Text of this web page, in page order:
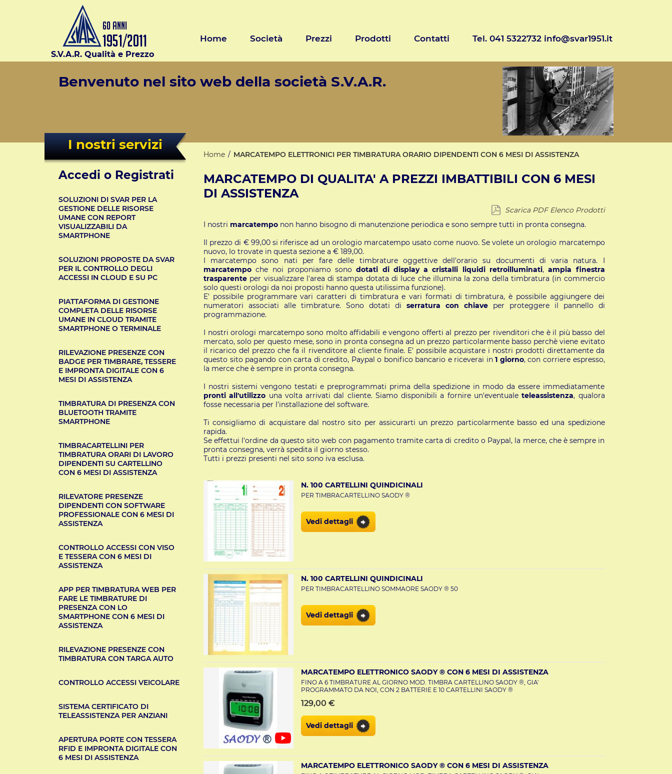
S.V.A.R. Qualità e Prezzo
Home Società Prezzi Prodotti Contatti Tel. 041 5322732 info@svar1951.it
Benvenuto nel sito web della società S.V.A.R.
I nostri servizi
Accedi o Registrati
SOLUZIONI DI SVAR PER LA
GESTIONE DELLE RISORSE
UMANE CON REPORT
VISUALIZZABILI DA
SMARTPHONE
SOLUZIONI PROPOSTE DA SVAR
PER IL CONTROLLO DEGLI
ACCESSI IN CLOUD E SU PC
PIATTAFORMA DI GESTIONE
COMPLETA DELLE RISORSE
UMANE IN CLOUD TRAMITE
SMARTPHONE O TERMINALE
RILEVAZIONE PRESENZE CON
BADGE PER TIMBRARE, TESSERE
E IMPRONTA DIGITALE CON 6
MESI DI ASSISTENZA
TIMBRATURA DI PRESENZA CON
BLUETOOTH TRAMITE
SMARTPHONE
TIMBRACARTELLINI PER
TIMBRATURA ORARI DI LAVORO
DIPENDENTI SU CARTELLINO
CON 6 MESI DI ASSISTENZA
RILEVATORE PRESENZE
DIPENDENTI CON SOFTWARE
PROFESSIONALE CON 6 MESI DI
ASSISTENZA
CONTROLLO ACCESSI CON VISO
E TESSERA CON 6 MESI DI
ASSISTENZA
APP PER TIMBRATURA WEB PER
FARE LE TIMBRATURE DI
PRESENZA CON LO
SMARTPHONE CON 6 MESI DI
ASSISTENZA
RILEVAZIONE PRESENZE CON
TIMBRATURA CON TARGA AUTO
CONTROLLO ACCESSI VEICOLARE
SISTEMA CERTIFICATO DI
TELEASSISTENZA PER ANZIANI
APERTURA PORTE CON TESSERA
RFID E IMPRONTA DIGITALE CON
6 MESI DI ASSISTENZA
Home MARCATEMPO ELETTRONICI PER TIMBRATURA ORARIO DIPENDENTI CON 6 MESI DI ASSISTENZA
MARCATEMPO DI QUALITA' A PREZZI IMBATTIBILI CON 6 MESI
DI ASSISTENZA
Scarica PDF Elenco Prodotti
I nostri marcatempo non hanno bisogno di manutenzione periodica e sono sempre tutti in pronta consegna.
Il prezzo di € 99,00 si riferisce ad un orologio marcatempo usato come nuovo. Se volete un orologio marcatempo
nuovo, lo trovate in questa sezione a € 189,00.
I marcatempo sono nati per fare delle timbrature oggettive dell'orario su documenti di varia natura. I
marcatempoche noi proponiamo sonodotati di display a cristalli liquidi retroilluminati,ampia finestra
trasparente per visualizzare l'area di stampa dotata di luce che illumina la zona della timbratura (in commercio
solo questi orologi da noi proposti hanno questa utilissima funzione).
E' possibile programmare vari caratteri di timbratura e vari formati di timbratura, è possibile aggiungere dei
numeratori associati alle timbrature. Sono dotati di serratura con chiaveper proteggere il pannello di
programmazione.
I nostri orologi marcatempo sono molto affidabili e vengono offerti al prezzo per rivenditori che è il più basso del
mercato, solo per questo mese, sono in pronta consegna ad un prezzo particolarmente basso perchè viene evitato
il ricarico del prezzo che fa il rivenditore al cliente finale. E' possibile acquistare i nostri prodotti direttamente da
questo sito pagando con carta di credito, Paypal o bonifico bancario e riceverai in1 giorno, con corriere espresso,
la merce che è sempre in pronta consegna.
I nostri sistemi vengono testati e preprogrammati prima della spedizione in modo da essere immediatamente
pronti all'utilizzo una volta arrivati dal cliente. Siamo disponibili a fornire un'eventualeteleassistenza, qualora
fosse necessaria per l'installazione del software.
Ti consigliamo di acquistare dal nostro sito per assicurarti un prezzo particolarmente basso ed una spedizione
rapida.
Se effettui l'ordine da questo sito web con pagamento tramite carta di credito o Paypal, la merce, che è sempre in
pronta consegna, verrà spedita il giorno stesso.
Tutti i prezzi presenti nel sito sono iva esclusa.
N. 100 CARTELLINI QUINDICINALI
PER TIMBRACARTELLINO SAODY ®
Vedi dettagli
N. 100 CARTELLINI QUINDICINALI
PER TIMBRACARTELLINO SOMMAORE SAODY ® 50
Vedi dettagli
MARCATEMPO ELETTRONICO SAODY ® CON 6 MESI DI ASSISTENZA
FINO A 6 TIMBRATURE AL GIORNO MOD. TIMBRA CARTELLINO SAODY ®, GIA'
PROGRAMMATO DA NOI, CON 2 BATTERIE E 10 CARTELLINI SAODY ®
129,00 €
Vedi dettagli
MARCATEMPO ELETTRONICO SAODY ® CON 6 MESI DI ASSISTENZA